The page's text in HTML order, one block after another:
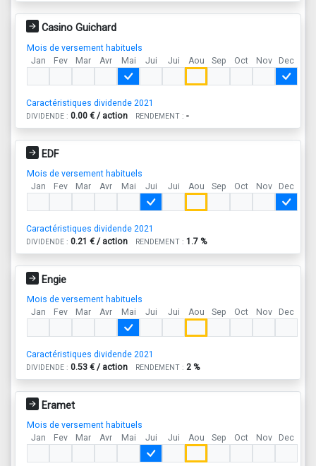
Casino Guichard
Mois de versement habituels
Jan
Fev Mar Avr Mai Jui Jui Aou Sep Oct Nov Dec
Caractéristiques dividende 2021
DIVIDENDE : 0.00 € / action RENDEMENT : -
EDF
Mois de versement habituels
Jan
Fev Mar Avr Mai Jui Jui Aou Sep Oct Nov Dec
Caractéristiques dividende 2021
DIVIDENDE : 0.21 € / action RENDEMENT : 1.7 %
Engie
Mois de versement habituels
Jan
Fev Mar Avr Mai Jui Jui Aou Sep Oct Nov Dec
Caractéristiques dividende 2021
DIVIDENDE : 0.53 € / action RENDEMENT : 2 %
Eramet
Mois de versement habituels
Jan
Fev Mar Avr Mai Jui Jui Aou Sep Oct Nov Dec